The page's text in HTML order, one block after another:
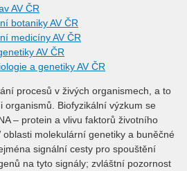
AV ČR
botaniky AV ČR
medicíny AV ČR
AV ČR
a genetiky AV ČR
procesů v živých organismech, a to
organismů. Biofyzikální výzkum se
– protein a vlivu faktorů životního
molekulární genetiky a buněčné
signální cesty pro spouštění
na tyto signály; zvláštní pozornost